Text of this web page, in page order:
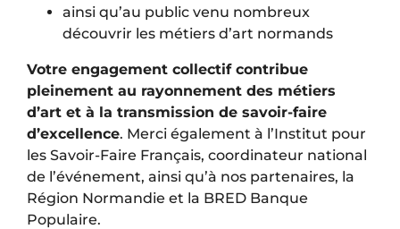
ainsi qu’au public venu nombreux
découvrir les métiers d’art normands
Votre engagement collectif contribue
pleinement au rayonnement des métiers
d’art et à la transmission de savoir-faire
d’excellence. Merci également à l’Institut pour
les Savoir-Faire Français, coordinateur national
de l’événement, ainsi qu’à nos partenaires, la
Région Normandie et la BRED Banque
Populaire.